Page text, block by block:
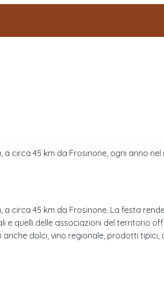
circa 45 km da Frosinone, ogni anno
circa 45 km da Frosinone. La festa
quelli delle associazioni del territorio
dolci, vino regionale, prodotti